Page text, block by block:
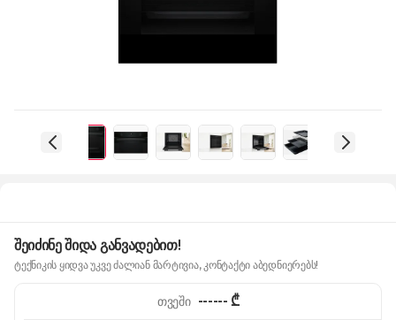
შეიძინე შიდა განვადებით!
ტექნიკის ყიდვა უკვე ძალიან მარტივია, კონტაქტი აბედნიერებს!
თვეში ------₾